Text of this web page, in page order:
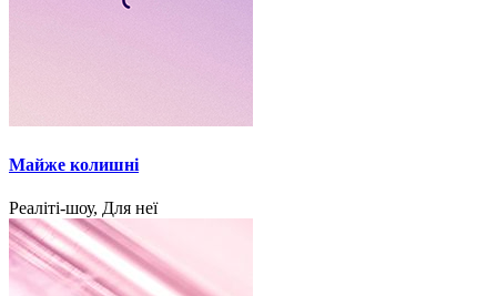
Майже колишні
Реаліті-шоу, Для неї